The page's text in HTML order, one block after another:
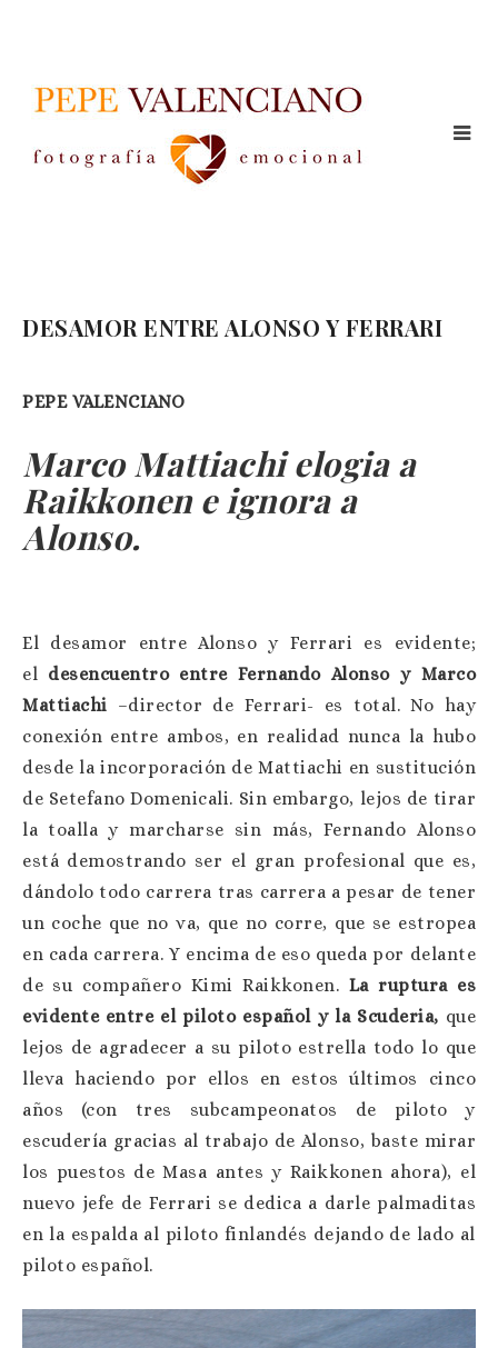
DESAMOR ENTRE ALONSO Y FERRARI
PEPE VALENCIANO
Marco Mattiachi elogia a
Raikkonen e ignora a
Alonso.
El desamor entre Alonso y Ferrari es evidente;
el desencuentro entre Fernando Alonso y Marco
Mattiachi –director de Ferrari- es total. No hay
conexión entre ambos, en realidad nunca la hubo
desde la incorporación de Mattiachi en sustitución
de Setefano Domenicali. Sin embargo, lejos de tirar
la toalla y marcharse sin más, Fernando Alonso
está demostrando ser el gran profesional que es,
dándolo todo carrera tras carrera a pesar de tener
un coche que no va, que no corre, que se estropea
en cada carrera. Y encima de eso queda por delante
de su compañero Kimi Raikkonen. La ruptura es
evidente entre el piloto español y la Scuderia, que
lejos de agradecer a su piloto estrella todo lo que
lleva haciendo por ellos en estos últimos cinco
años (con tres subcampeonatos de piloto y
escudería gracias al trabajo de Alonso, baste mirar
los puestos de Masa antes y Raikkonen ahora), el
nuevo jefe de Ferrari se dedica a darle palmaditas
en la espalda al piloto finlandés dejando de lado al
piloto español.